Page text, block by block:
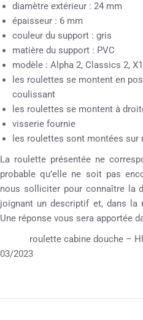
diamètre extérieur : 24 mm
épaisseur : 6 mm
couleur du support : gris
matière du support : PVC
modèle : Alpha 2, Classics 2,
les roulettes se montent en
coulissant
les roulettes se montent à
visserie fournie
les roulettes sont montées sur
La roulette présentée ne
probable qu’elle ne soit pas
nous solliciter pour connaître la
joignant un descriptif et, dans la
Une réponse vous sera apportée
roulette cabine douche –
03/2023